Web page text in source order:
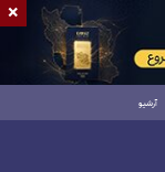
آرشیو
×